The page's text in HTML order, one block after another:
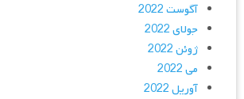
آگوست 2022
جولای 2022
ژوئن 2022
می 2022
آوریل 2022